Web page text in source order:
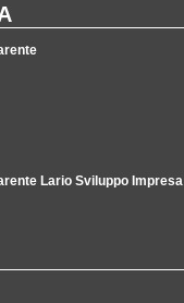
Lario Sviluppo Impresa